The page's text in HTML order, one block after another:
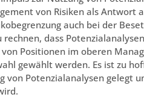
von Risiken als Antwort
auch bei der
dass
Positionen im oberen
gewählt werden. Es ist zu
von Potenzialanalysen gelegt